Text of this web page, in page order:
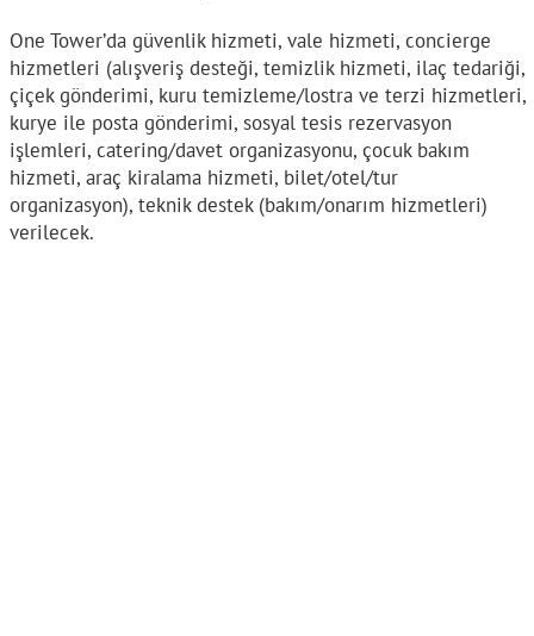
One Tower’da güvenlik hizmeti, vale hizmeti, concierge
hizmetleri (alışveriş desteği, temizlik hizmeti, ilaç tedariği,
çiçek gönderimi, kuru temizleme/lostra ve terzi hizmetleri,
kurye ile posta gönderimi, sosyal tesis rezervasyon
işlemleri, catering/davet organizasyonu, çocuk bakım
hizmeti, araç kiralama hizmeti, bilet/otel/tur
organizasyon), teknik destek (bakım/onarım hizmetleri)
verilecek.